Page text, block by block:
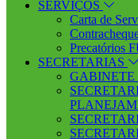
SERVIÇOS
Carta de
Precatórios
SECRETARIAS
GABINETE